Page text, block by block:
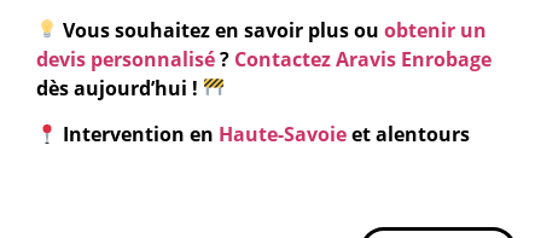
Vous souhaitez en savoir plus ouobtenir un
devis personnalisé? Contactez Aravis Enrobage
dès aujourd’hui !
Intervention en Haute-Savoieet alentours